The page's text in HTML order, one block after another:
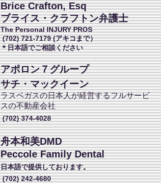
Brice Crafton, Esq
ブライス・クラフトン弁護士
The Personal INJURY PROS
(702) 721-7179 (アキコまで）
​＊日本語でご相談ください
アポロン７グループ
サチ・マックイーン
ラスベガスの日本人が経営するフルサービ
スの不動産会社
(702) 374-4028
舟本和美DMD
Peccole Family Dental
日本語で提供しております。
(702) 242-4680